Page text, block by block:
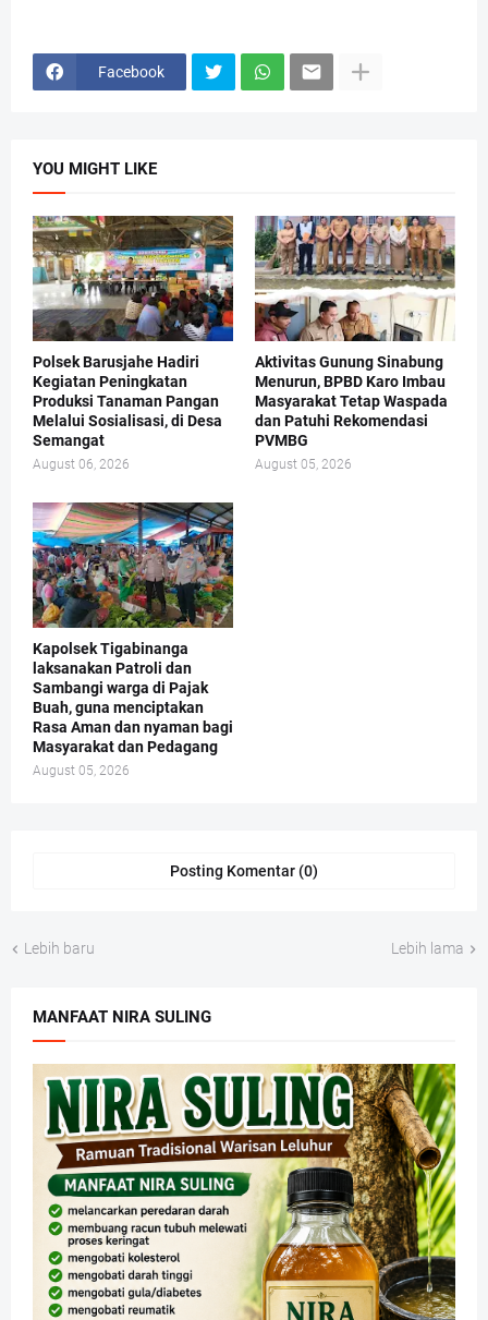
Facebook
YOU MIGHT LIKE
Polsek Barusjahe Hadiri
Kegiatan Peningkatan
Produksi Tanaman Pangan
Melalui Sosialisasi, di Desa
Semangat
August 06, 2026
Aktivitas Gunung Sinabung
Menurun, BPBD Karo Imbau
Masyarakat Tetap Waspada
dan Patuhi Rekomendasi
PVMBG
August 05, 2026
Kapolsek Tigabinanga
laksanakan Patroli dan
Sambangi warga di Pajak
Buah, guna menciptakan
Rasa Aman dan nyaman bagi
Masyarakat dan Pedagang
August 05, 2026
Posting Komentar (0)
Lebih baru Lebih lama
MANFAAT NIRA SULING